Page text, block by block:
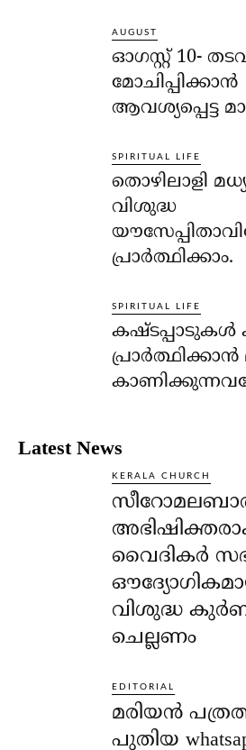
AUGUST
ഓഗസ്റ്റ് 10-
മോചിപ്പിക്കാന്‍
ആവശ്യപ്പെട്ട
SPIRITUAL LIFE
തൊഴിലാളി
വിശുദ്ധ
പ്രാര്‍ത്ഥിക്കാം.
SPIRITUAL LIFE
കഷ്ടപ്പാടുകള്‍
പ്രാര്‍ത്ഥിക്കാന്‍
Latest News
KERALA CHURCH
വൈദികർ
വിശുദ്ധ
ചെല്ലണം
EDITORIAL
മരിയൻ
പുതിയ